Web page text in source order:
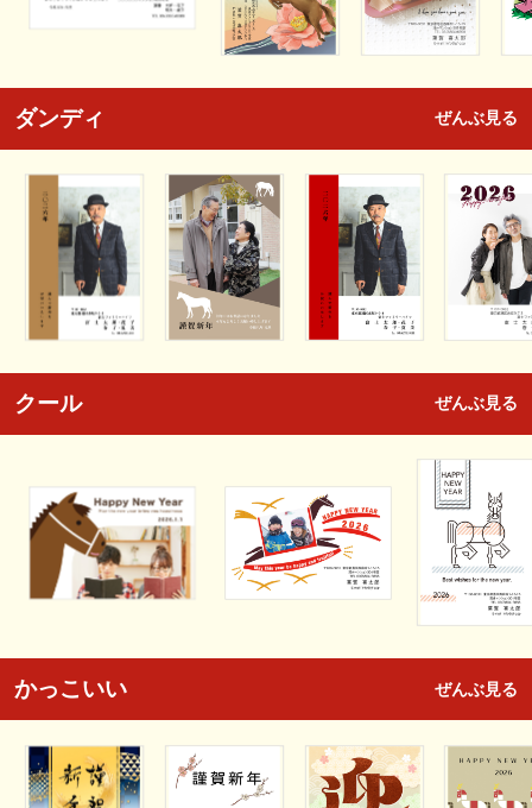
ダンディ ぜんぶ見る
クール ぜんぶ見る
かっこいい ぜんぶ見る